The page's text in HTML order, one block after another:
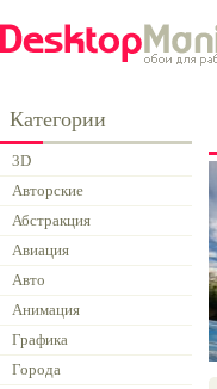
Категории
3D
Авторские
Абстракция
Авиация
Авто
Анимация
Графика
Города